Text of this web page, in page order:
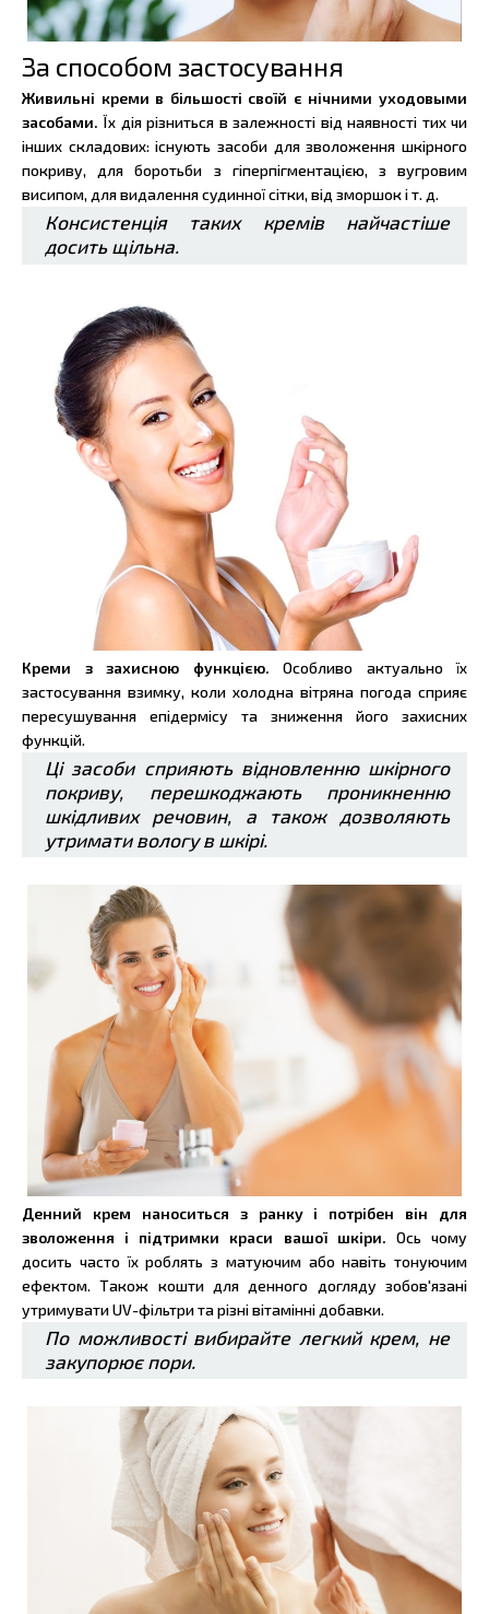
За способом застосування
Живильні креми в більшості своїй є нічними уходовыми
засобами.Їх дія різниться в залежності від наявності тих чи
інших складових: існують засоби для зволоження шкірного
покриву, для боротьби з гіперпігментацією, з вугровим
висипом, для видалення судинної сітки, від зморшок і т. д.
Консистенція таких кремів найчастіше
досить щільна.
Креми з захисною функцією. Особливо актуально їх
застосування взимку, коли холодна вітряна погода сприяє
пересушування епідермісу та зниження його захисних
функцій.
Ці засоби сприяють відновленню шкірного
покриву, перешкоджають проникненню
шкідливих речовин, а також дозволяють
утримати вологу в шкірі.
Денний крем наноситься з ранку і потрібен він для
зволоження і підтримки краси вашої шкіри. Ось чому
досить часто їх роблять з матуючим або навіть тонуючим
ефектом. Також кошти для денного догляду зобов'язані
утримувати UV-фільтри та різні вітамінні добавки.
По можливості вибирайте легкий крем, не
закупорює пори.